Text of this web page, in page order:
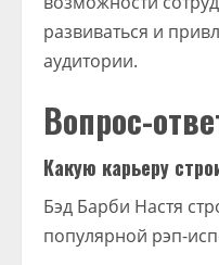
развиваться и
аудитории.
Вопрос-
Какую карьеру
Бэд Барби Настя
популярной рэп-